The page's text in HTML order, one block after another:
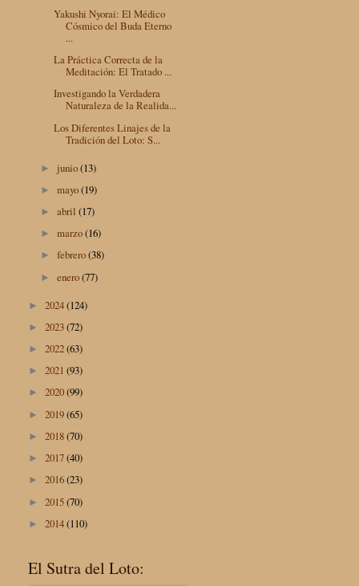
Yakushi Nyorai: El Médico
Cósmico del Buda Eterno
...
La Práctica Correcta de la
Meditación: El Tratado ...
Investigando la Verdadera
Naturaleza de la Realida...
Los Diferentes Linajes de la
Tradición del Loto: S...
► junio(13)
►mayo(19)
►abril(17)
►marzo(16)
►febrero(38)
►enero(77)
► 2024(124)
► 2023(72)
► 2022(63)
► 2021 (93)
► 2020(99)
► 2019(65)
► 2018(70)
► 2017(40)
► 2016(23)
► 2015(70)
► 2014(110)
El Sutra del Loto: